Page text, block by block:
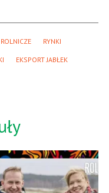
RYNKI
EKSPORT JABŁEK